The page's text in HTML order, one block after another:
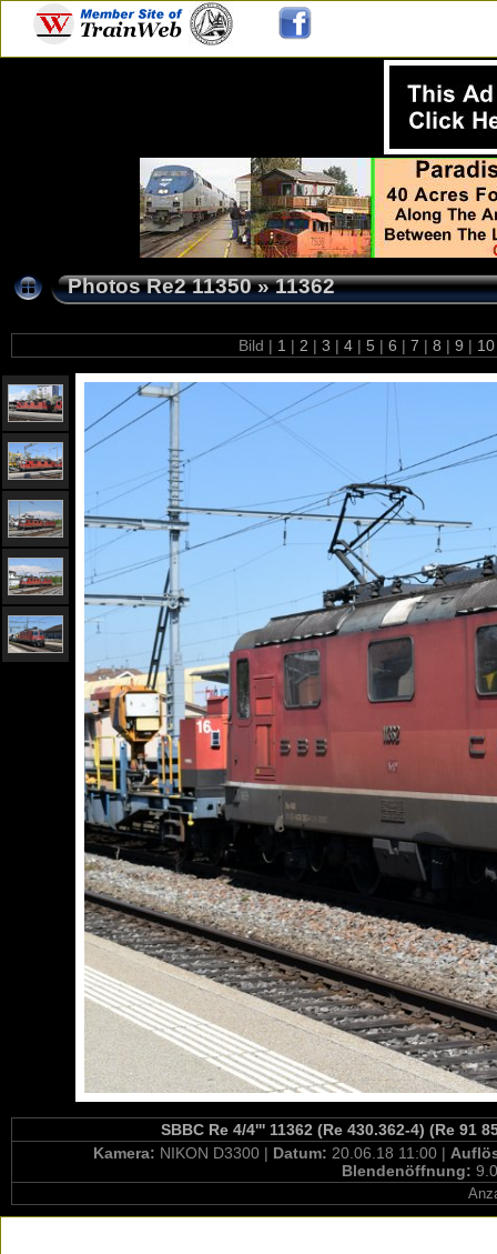
Photos Re2 11350»11362
Bild | 1 | 2 | 3 | 4 | 5 | 6 | 7 | 8 | 9 |
SBBC Re 4/4''' 11362 (Re 430.362-4) (Re 91
Kamera: NIKON D3300 | Datum: 20.06.18 11:00 |
Blendenöffnung: